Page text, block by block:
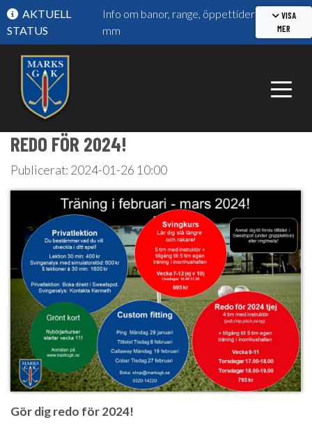
AKTUELL
STATUS
Info om banor, range, öppettider
mm
VISA
MER
REDO FÖR 2024!
Publicerat: 2024-01-26 10:00
Gör dig redo för 2024!